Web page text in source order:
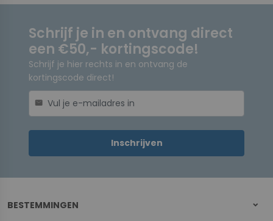
Schrijf je in en ontvang direct
een €50,- kortingscode!
Schrijf je hier rechts in en ontvang de
kortingscode direct!
mail
Inschrijven
BESTEMMINGEN